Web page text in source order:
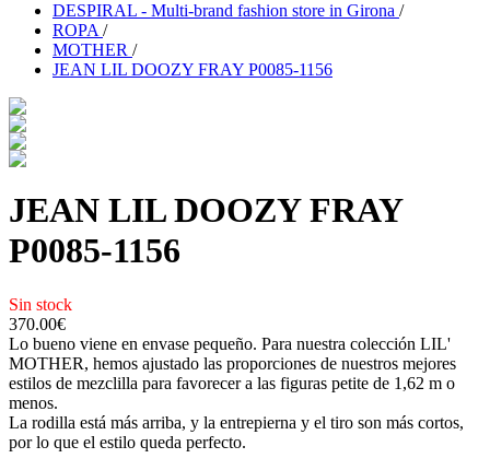
DESPIRAL - Multi-brand fashion store in Girona /
ROPA /
MOTHER /
JEAN LIL DOOZY FRAY P0085-1156
JEAN LIL DOOZY FRAY
P0085-1156
Sin stock
370.00€
Lo bueno viene en envase pequeño. Para nuestra colección LIL'
MOTHER, hemos ajustado las proporciones de nuestros mejores
estilos de mezclilla para favorecer a las figuras petite de 1,62 m o
menos.
La rodilla está más arriba, y la entrepierna y el tiro son más cortos,
por lo que el estilo queda perfecto.